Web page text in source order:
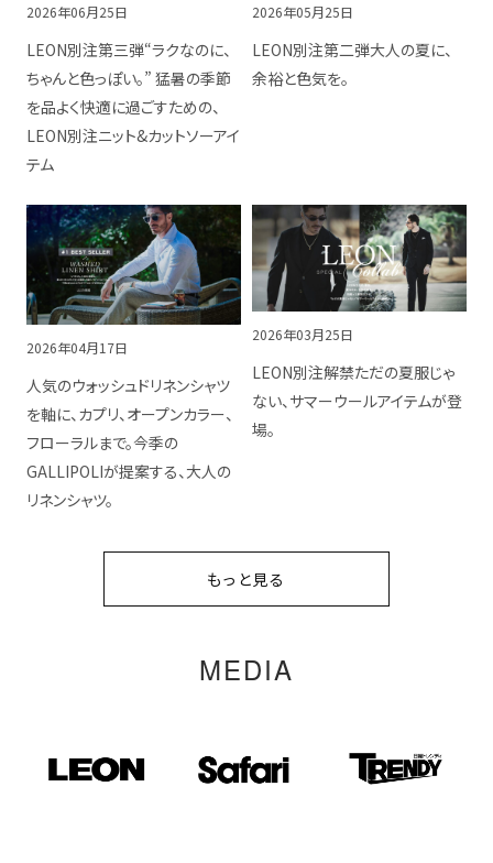
2026年06月25日
LEON別注第三弾“ラクなのに、
ちゃんと色っぽい。” 猛暑の季節
を品よく快適に過ごすための、
LEON別注ニット&カットソーアイ
テム
2026年05月25日
LEON別注第二弾大人の夏に、
余裕と色気を。
2026年04月17日
人気のウォッシュドリネンシャツ
を軸に、カプリ、オープンカラー、
フローラルまで。今季の
GALLIPOLIが提案する、大人の
リネンシャツ。
2026年03月25日
LEON別注解禁ただの夏服じゃ
ない、サマーウールアイテムが登
場。
もっと見る
MEDIA